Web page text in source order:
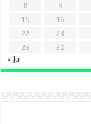
8
9
15
16
22
23
29
30
« Jul